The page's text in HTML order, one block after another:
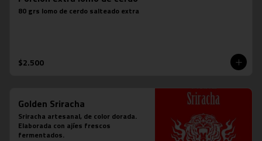
80 grs lomo de cerdo salteado extra
$2.500
Golden Sriracha
Sriracha artesanal, de color dorada.
Elaborada con ajíes frescos
fermentados.